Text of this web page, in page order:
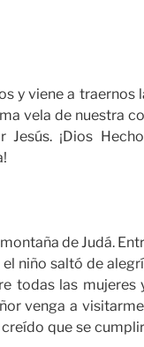
y viene a traernos
vela de nuestra
¡Dios
de Judá.
niño saltó de
todas las mujeres
venga a
que se